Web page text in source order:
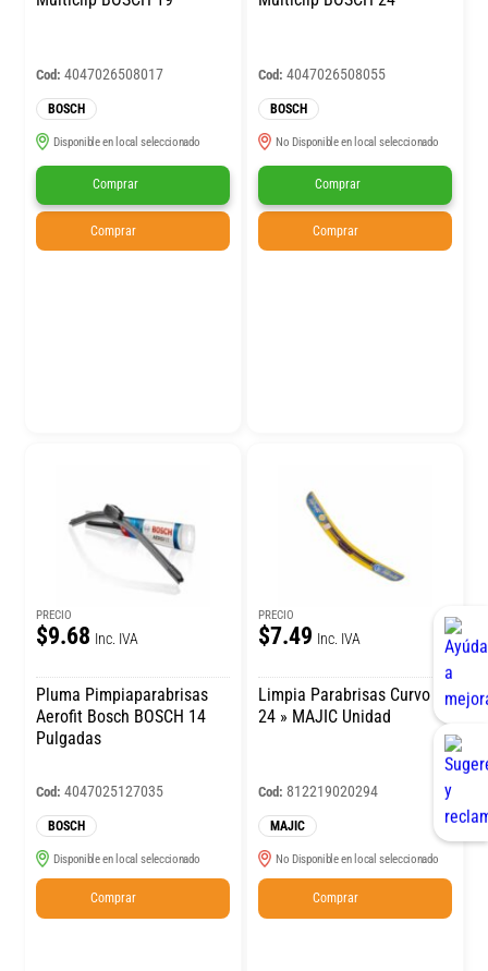
Cod: 4047026508017
BOSCH
Disponible en local seleccionado
Comprar
Comprar
Cod: 4047026508055
BOSCH
No Disponible en local seleccionado
Comprar
Comprar
PRECIO
$9.68 Inc. IVA
Pluma Pimpiaparabrisas
Aerofit Bosch BOSCH 14
Pulgadas
Cod: 4047025127035
BOSCH
Disponible en local seleccionado
Comprar
PRECIO
$7.49 Inc. IVA
Limpia Parabrisas Curvo
24 » MAJIC Unidad
Cod: 812219020294
MAJIC
No Disponible en local seleccionado
Comprar